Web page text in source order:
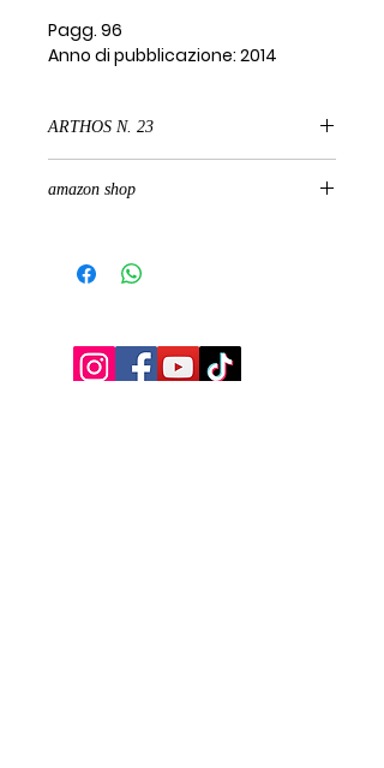
Pagg. 96
Anno di pubblicazione: 2014
ARTHOS N. 23
simboli
amazon shop